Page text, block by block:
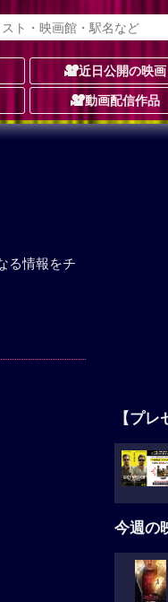
近日公開の映画
動画配信作品
る情報をチ
【プ
今週の